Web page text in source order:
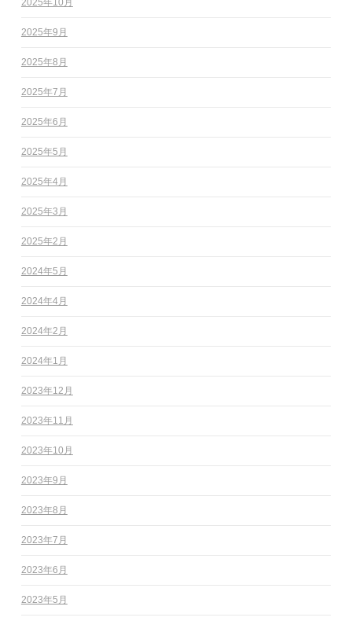
2025年9月
2025年8月
2025年7月
2025年6月
2025年5月
2025年4月
2025年3月
2025年2月
2024年5月
2024年4月
2024年2月
2024年1月
2023年12月
2023年11月
2023年10月
2023年9月
2023年8月
2023年7月
2023年6月
2023年5月